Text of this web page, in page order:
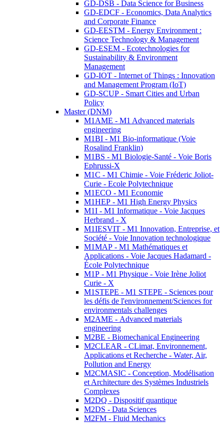
GD-DSB - Data Science for Business
GD-EDCF - Economics, Data Analytics
and Corporate Finance
GD-EESTM - Energy Environment :
Science Technology & Management
GD-ESEM - Ecotechnologies for
Sustainability & Environment
Management
GD-IOT - Internet of Things : Innovation
and Management Program (IoT)
GD-SCUP - Smart Cities and Urban
Policy
Master (DNM)
M1AME - M1 Advanced materials
engineering
M1BI - M1 Bio-informatique (Voie
Rosalind Franklin)
M1BS - M1 Biologie-Santé - Voie Boris
Ephrussi-X
M1C - M1 Chimie - Voie Fréderic Joliot-
Curie - Ecole Polytechnique
M1ECO - M1 Economie
M1HEP - M1 High Energy Physics
M1I - M1 Informatique - Voie Jacques
Herbrand - X
M1IESVIT - M1 Innovation, Entreprise, et
Société - Voie Innovation technologique
M1MAP - M1 Mathématiques et
Applications - Voie Jacques Hadamard -
École Polytechnique
M1P - M1 Physique - Voie Irène Joliot
Curie - X
M1STEPE - M1 STEPE - Sciences pour
les défis de l'environnement/Sciences for
environmentals challenges
M2AME - Advanced materials
engineering
M2BE - Biomechanical Engineering
M2CLEAR - CLimat, Environnement,
Applications et Recherche - Water, Air,
Pollution and Energy
M2CMASIC - Conception, Modélisation
et Architecture des Systèmes Industriels
Complexes
M2DQ - Dispositif quantique
M2DS - Data Sciences
M2FM - Fluid Mechanics